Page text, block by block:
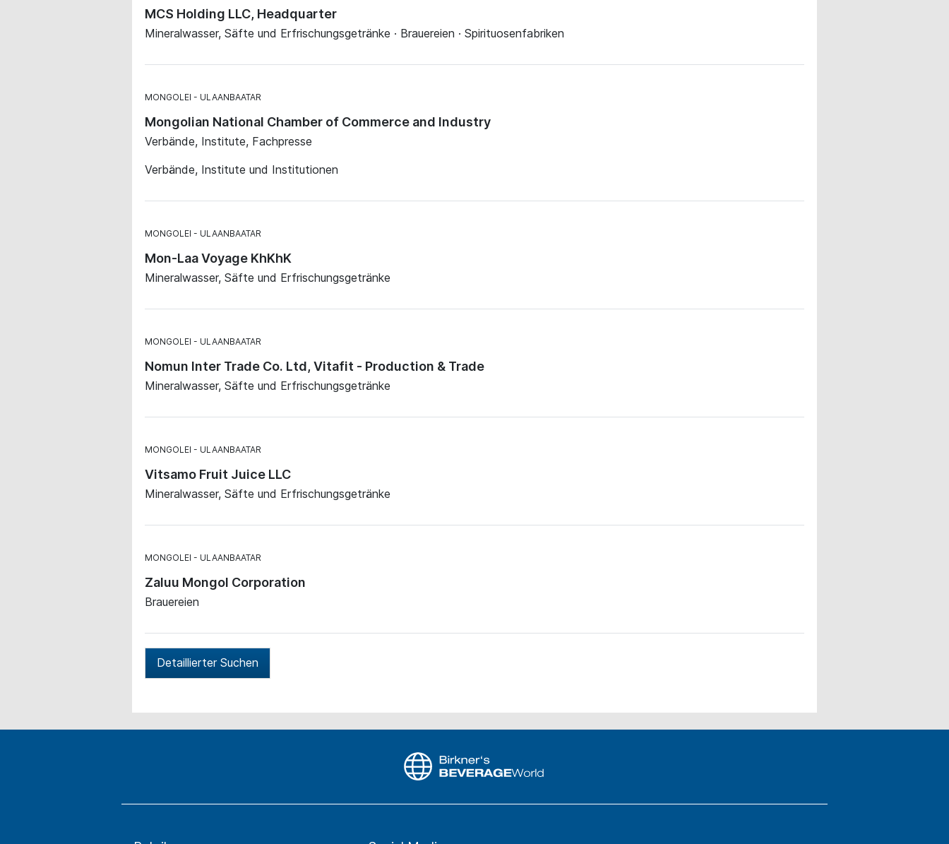
MCS Holding LLC, Headquarter
Mineralwasser, Säfte und Erfrischungsgetränke · Brauereien · Spirituosenfabriken
MONGOLEI ULAANBAATAR
Mongolian National Chamber of Commerce and Industry
Verbände, Institute, Fachpresse
Verbände, Institute und Institutionen
MONGOLEI ULAANBAATAR
Mon-Laa Voyage KhKhK
Mineralwasser, Säfte und Erfrischungsgetränke
MONGOLEI ULAANBAATAR
Nomun Inter Trade Co. Ltd, Vitafit - Production & Trade
Mineralwasser, Säfte und Erfrischungsgetränke
MONGOLEI ULAANBAATAR
Vitsamo Fruit Juice LLC
Mineralwasser, Säfte und Erfrischungsgetränke
MONGOLEI ULAANBAATAR
Zaluu Mongol Corporation
Brauereien
Detaillierter Suchen